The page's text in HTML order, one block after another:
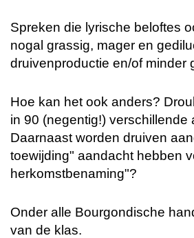
Spreken die lyrische beloftes
nogal grassig, mager en
druivenproductie en/of minder
Hoe kan het ook anders?
in 90 (negentig!)
Daarnaast worden druiven
toewijding" aandacht hebben
herkomstbenaming"?
Onder alle Bourgondische
van de klas.